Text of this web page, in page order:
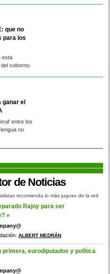
que no
para los
esta
soborno.
ganar el
entre los
no
recomienda lo más jugoso de la red
Rajoy para ser
»
ALBERT MEDRÁN
primera, eurodiputados y política